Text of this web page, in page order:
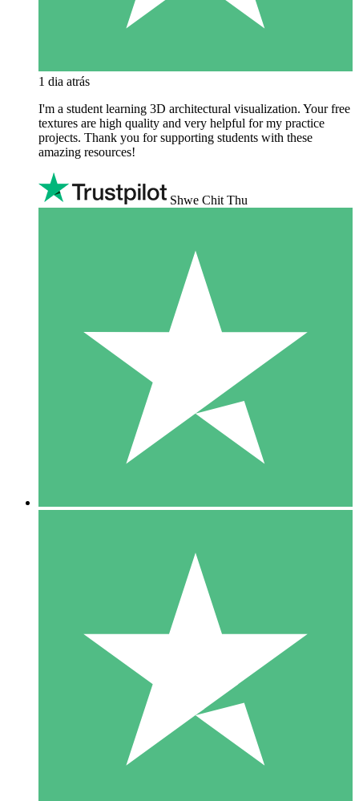
1 dia atrás
I'm a student learning 3D architectural visualization. Your free
textures are high quality and very helpful for my practice
projects. Thank you for supporting students with these
amazing resources!
Shwe Chit Thu